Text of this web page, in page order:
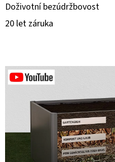
Doživotní bezúdržbovost
20 let záruka